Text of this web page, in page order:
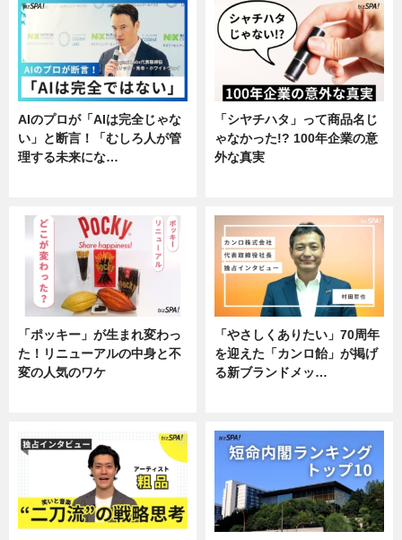
AIのプロが「AIは完全じゃな
い」と断言！「むしろ人が管
理する未来にな…
「シヤチハタ」って商品名じ
ゃなかった!? 100年企業の意
外な真実
「ポッキー」が生まれ変わっ
た！リニューアルの中身と不
変の人気のワケ
「やさしくありたい」70周年
を迎えた「カンロ飴」が掲げ
る新ブランドメッ…